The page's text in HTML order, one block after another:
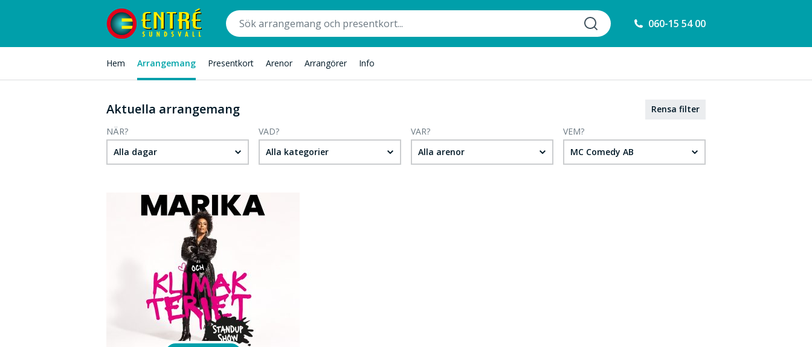
060-15 54 00
Hem Arrangemang Presentkort Arenor Arrangörer Info
Aktuella arrangemang
NÄR?
Alla dagar
VAD?
Alla kategorier
VAR?
Alla arenor
VEM?
MC Comedy AB
Rensa filter